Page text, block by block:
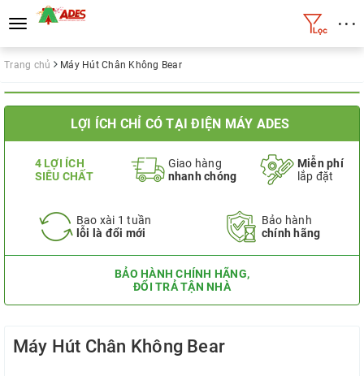
Toggle
navigation
• • •
Trang chủ Máy Hút Chân Không Bear
LỢI ÍCH CHỈ CÓ TẠI ĐIỆN MÁY ADES
4 LỢI ÍCH
SIÊU CHẤT
Giao hàng
nhanh chóng
Miễn phí
lắp đặt
Bao xài 1 tuần
lỗi là đổi mới
Bảo hành
chính hãng
BẢO HÀNH CHÍNH HÃNG,
ĐỔI TRẢ TẬN NHÀ
Máy Hút Chân Không Bear